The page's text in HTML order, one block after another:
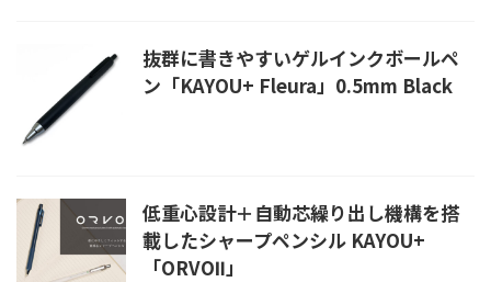
抜群に書きやすいゲルインクボールペ
ン「KAYOU+ Fleura」0.5mm Black
低重心設計＋自動芯繰り出し機構を搭
載したシャープペンシル KAYOU+
「ORVOⅡ」